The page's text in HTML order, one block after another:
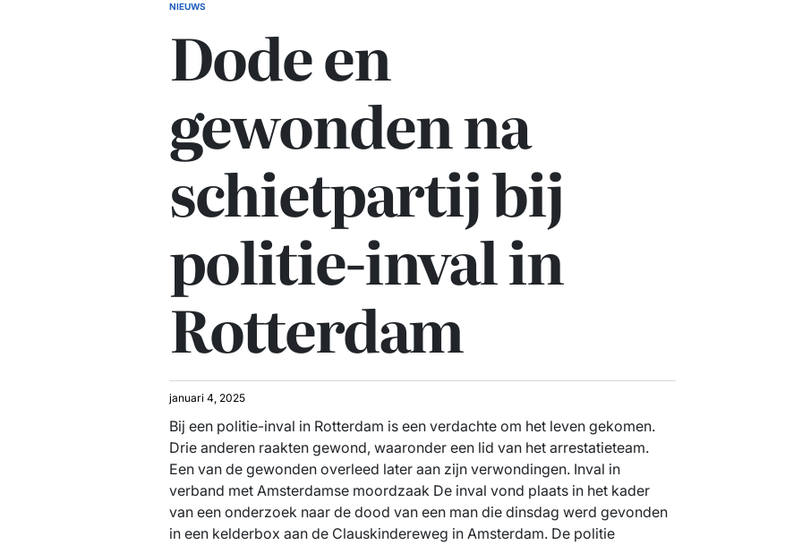
GEPLAATST
NIEUWS
Dode en
gewonden na
schietpartij bij
politie-inval in
Rotterdam
januari 4, 2025
Bij een politie-inval in Rotterdam is een verdachte om het leven gekomen.
Drie anderen raakten gewond, waaronder een lid van het arrestatieteam.
Een van de gewonden overleed later aan zijn verwondingen. Inval in
verband met Amsterdamse moordzaak De inval vond plaats in het kader
van een onderzoek naar de dood van een man die dinsdag werd gevonden
in een kelderbox aan de Clauskindereweg in Amsterdam. De politie